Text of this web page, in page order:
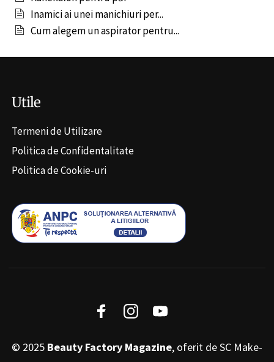
Inamici ai unei manichiuri per...
Cum alegem un aspirator pentru...
Utile
Termeni de Utilizare
Politica de Confidentalitate
Politica de Cookie-uri
© 2025 Beauty Factory Magazine, oferit de SC Make-